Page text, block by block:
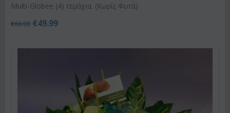
Multi-Globee (4) τεμάχια. (Χωρίς Φυτά)
€60.00 €49.99